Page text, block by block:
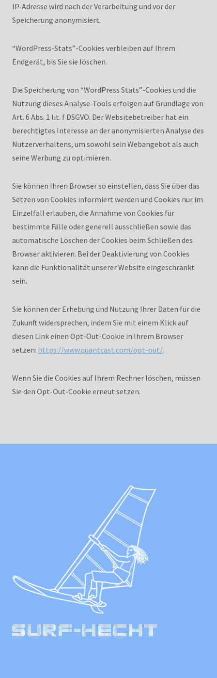
IP-Adresse wird nach der Verarbeitung und vor der
Speicherung anonymisiert.
“WordPress-Stats”-Cookies verbleiben auf Ihrem
Endgerät, bis Sie sie löschen.
Die Speicherung von “WordPress Stats”-Cookies und die
Nutzung dieses Analyse-Tools erfolgen auf Grundlage von
Art. 6 Abs. 1 lit. f DSGVO. Der Websitebetreiber hat ein
berechtigtes Interesse an der anonymisierten Analyse des
Nutzerverhaltens, um sowohl sein Webangebot als auch
seine Werbung zu optimieren.
Sie können Ihren Browser so einstellen, dass Sie über das
Setzen von Cookies informiert werden und Cookies nur im
Einzelfall erlauben, die Annahme von Cookies für
bestimmte Fälle oder generell ausschließen sowie das
automatische Löschen der Cookies beim Schließen des
Browser aktivieren. Bei der Deaktivierung von Cookies
kann die Funktionalität unserer Website eingeschränkt
sein.
Sie können der Erhebung und Nutzung Ihrer Daten für die
Zukunft widersprechen, indem Sie mit einem Klick auf
diesen Link einen Opt-Out-Cookie in Ihrem Browser
setzen: https://www.quantcast.com/opt-out/.
Wenn Sie die Cookies auf Ihrem Rechner löschen, müssen
Sie den Opt-Out-Cookie erneut setzen.